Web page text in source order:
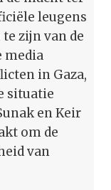
leugens
zijn van de
media
in Gaza,
situatie
en Keir
om de
van